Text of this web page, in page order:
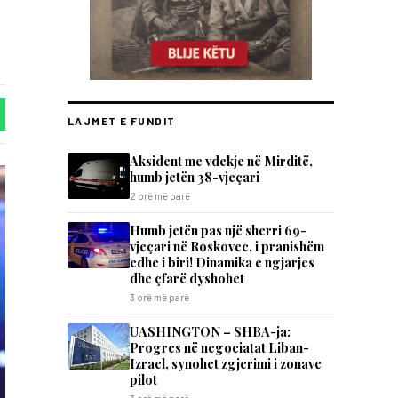
LAJMET E FUNDIT
Aksident me vdekje në Mirditë,
humb jetën 38-vjeçari
2 orë më parë
Humb jetën pas një sherri 69-
vjeçari në Roskovec, i pranishëm
edhe i biri! Dinamika e ngjarjes
dhe çfarë dyshohet
3 orë më parë
UASHINGTON – SHBA-ja:
Progres në negociatat Liban-
Izrael, synohet zgjerimi i zonave
pilot